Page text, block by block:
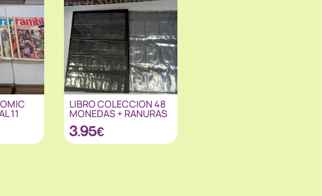
11
LIBRO COLECCION 48
MONEDAS + RANURAS
3.95€